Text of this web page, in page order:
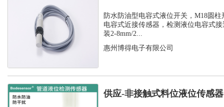
C1PF- M...
防水防油型电容式液位开关，M18圆柱
电容式近接传感器，检测液位电容式
装2-8mm/2...
惠州博得电子有限公司
供应-非接触式料位液位传感